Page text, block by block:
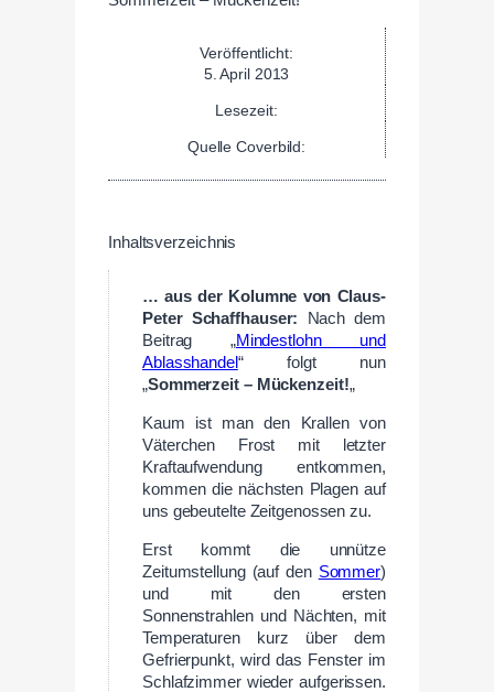
Veröffentlicht:
5. April 2013
Lesezeit:
Quelle Coverbild:
Inhaltsverzeichnis
… aus der Kolumne von Claus-
Peter Schaffhauser:
Nach dem
Beitrag „Mindestlohn und
Ablasshandel“ folgt nun
„Sommerzeit – Mückenzeit!„
Kaum ist man den Krallen von
Väterchen Frost mit letzter
Kraftaufwendung entkommen,
kommen die nächsten Plagen auf
uns gebeutelte Zeitgenossen zu.
Erst kommt die unnütze
Zeitumstellung (auf den Sommer)
und mit den ersten
Sonnenstrahlen und Nächten, mit
Temperaturen kurz über dem
Gefrierpunkt, wird das Fenster im
Schlafzimmer wieder aufgerissen.